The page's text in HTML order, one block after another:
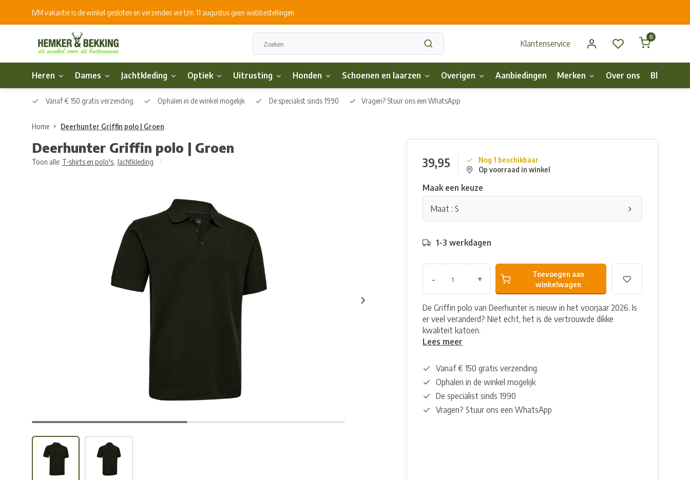
IVM vakantie is de winkel gesloten en verzenden we t/m 11 augustus geen webbestellingen
Klantenservice
0
Heren Dames Jachtkleding Optiek Uitrusting Honden Schoenen en laarzen Overigen Aanbiedingen Merken Over ons Blog
Vanaf € 150 gratis verzending Ophalen in de winkel mogelijk De specialist sinds 1990 Vragen? Stuur ons een WhatsApp
Home Deerhunter Griffin polo | Groen
Deerhunter Griffin polo | Groen
Toon alle: T-shirts en polo's, Jachtkleding 39,95
Nog 1 beschikbaar
Op voorraad in winkel
Maak een keuze
Maat : S
1-3 werkdagen
- +
Toevoegen aan
winkelwagen
De Griffin polo van Deerhunter is nieuw in het voorjaar 2026. Is
er veel veranderd? Niet echt, het is de vertrouwde dikke
kwaliteit katoen.
Lees meer
Vanaf € 150 gratis verzending
Ophalen in de winkel mogelijk
De specialist sinds 1990
Vragen? Stuur ons een WhatsApp